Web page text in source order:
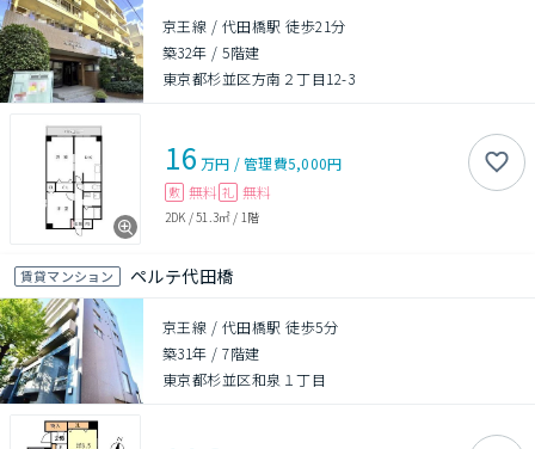
京王線 / 代田橋駅 徒歩21分
築32年 /5階建
東京都杉並区方南２丁目12-3
16 万円 /管理費5,000円
敷 無料 礼 無料
2DK /51.3㎡ / 1階
賃貸マンション ペルテ代田橋
京王線 / 代田橋駅 徒歩5分
築31年 /7階建
東京都杉並区和泉１丁目